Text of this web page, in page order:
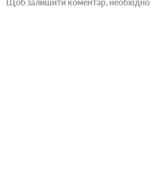
Щоб залишити коментар, необхідно